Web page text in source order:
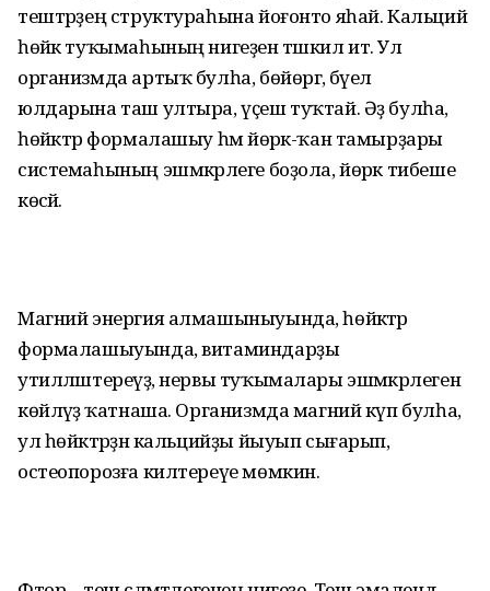
тештәрҙең структураһына йоғонто яһай. Кальций
һөйәк туҡымаһының нигеҙен тәшкил итә. Ул
организмда артыҡ булһа, бөйөргә, бәүел
юлдарына таш ултыра, үҫеш туҡтай. Әҙ булһа,
һөйәктәр формалашыу һәм йөрәк-ҡан тамырҙары
систе­маһының эшмәкәрлеге боҙола, йөрәк тибеше
көсәйә.
Магний энергия алмашыныуында, һөйәктәр
формалашыуында, витамин­дарҙы
утилләштереүҙә, нервы туҡы­малары эшмәкәрлеген
көйләүҙә ҡатнаша. Организмда магний күп булһа,
ул һөйәктәрҙән кальцийҙы йыуып сығарып,
остеопорозға килтереүе мөмкин.